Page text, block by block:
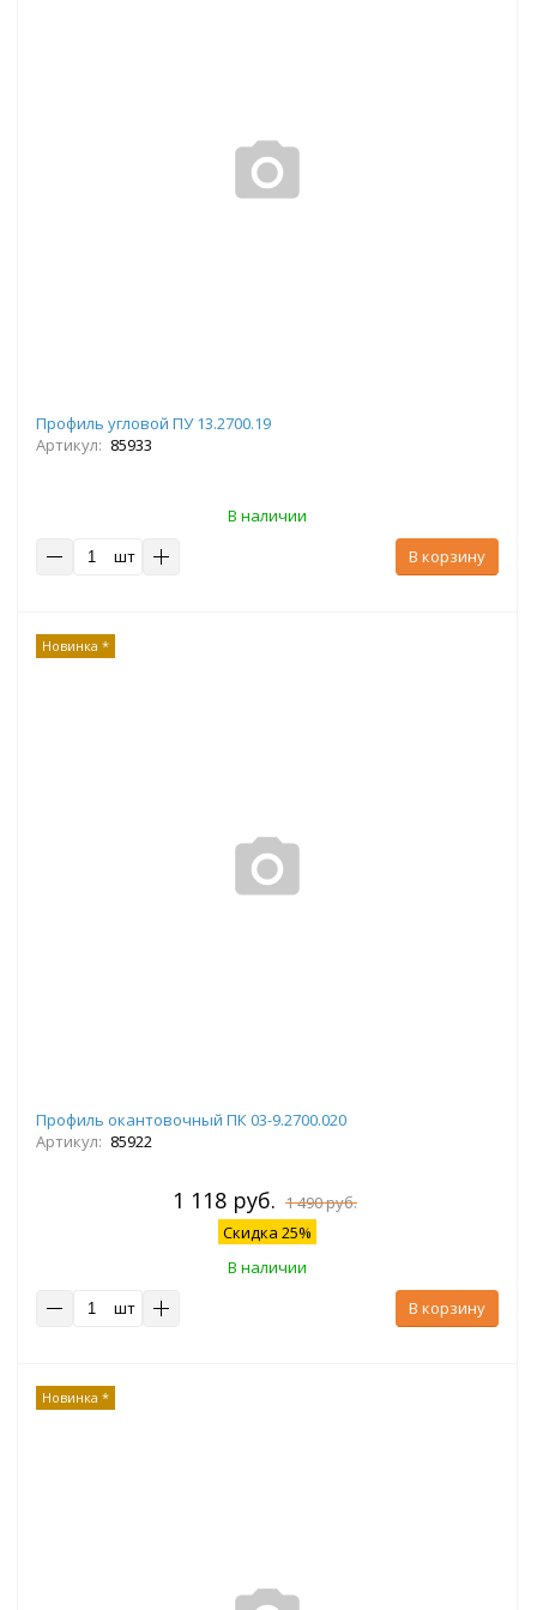
Профиль угловой ПУ 13.2700.19
Артикул: 85933
В наличии
шт
В корзину
Новинка *
Профиль окантовочный ПК 03-9.2700.020
Артикул: 85922
1 118 руб. 1 490 руб.
Скидка 25%
В наличии
шт
В корзину
Новинка *